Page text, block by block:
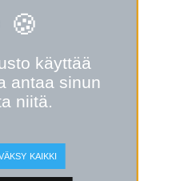
käyttää
antaa sinun
niitä.
kaikki